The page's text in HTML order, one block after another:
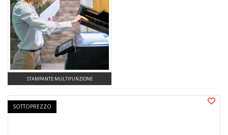
STAMPANTE MULTIFUNZIONE
SOTTOPREZZO